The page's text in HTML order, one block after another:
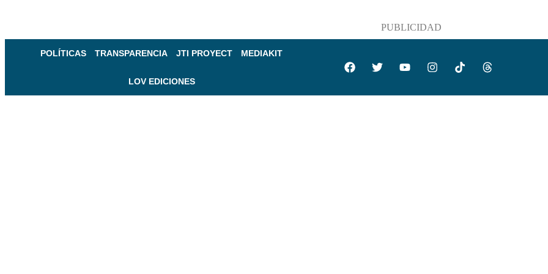
PUBLICIDAD
POLÍTICAS TRANSPARENCIA JTI PROYECT MEDIAKIT
LOV EDICIONES